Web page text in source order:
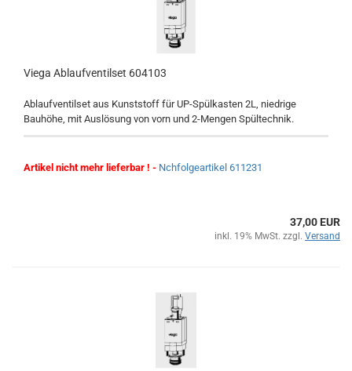
Viega Ablaufventilset 604103
Ablaufventilset aus Kunststoff für UP-Spülkasten 2L, niedrige
Bauhöhe, mit Auslösung von vorn und 2-Mengen Spültechnik.
Artikel nicht mehr lieferbar ! - Nchfolgeartikel 611231
37,00 EUR
inkl. 19% MwSt. zzgl. Versand